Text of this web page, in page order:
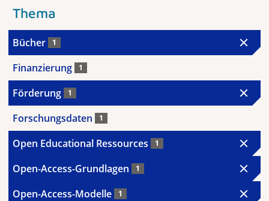
Thema
Bücher 1
Finanzierung 1
Förderung 1
Forschungsdaten 1
Open Educational Ressources 1
Open-Access-Grundlagen 1
Open-Access-Modelle 1